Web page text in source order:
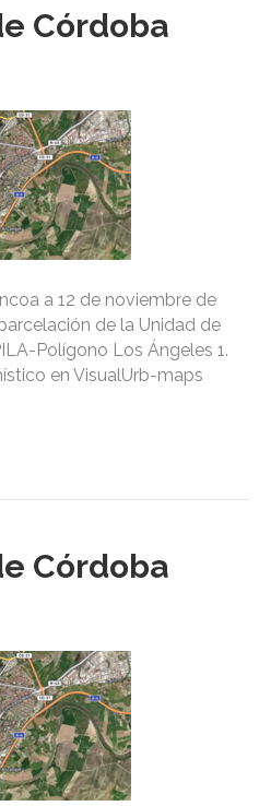
Córdoba
a 12 de noviembre de
de la Unidad de
Polígono Los Ángeles 1.
en VisualUrb-maps
Córdoba